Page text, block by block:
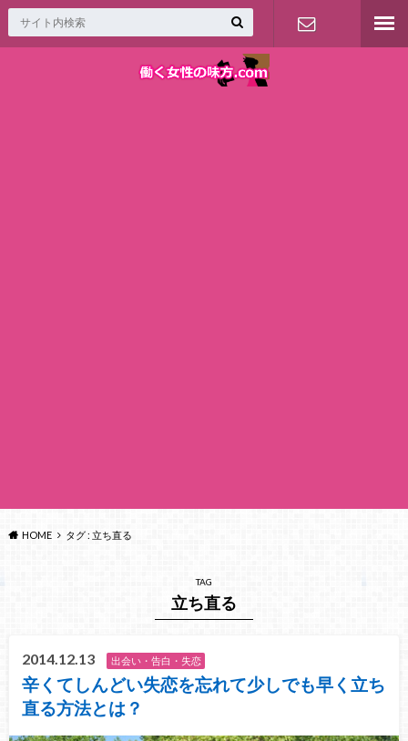
HOME タグ : 立ち直る
TAG
立ち直る
2014.12.13 出会い・告白・失恋
辛くてしんどい失恋を忘れて少しでも早く立ち
直る方法とは？